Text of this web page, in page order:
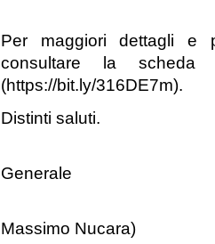
Per maggiori dettagli e
consultare la scheda
(https://bit.ly/316DE7m).
Distinti saluti.
Generale
Massimo Nucara)